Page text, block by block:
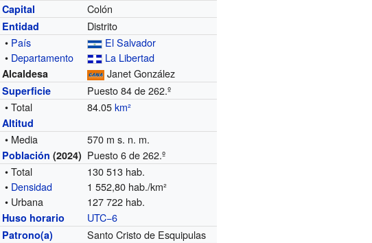
Capital Colón
Entidad
Distrito
• País
El Salvador
• Departamento La Libertad
Alcaldesa Janet González
Superficie
Puesto 84 de 262.º
• Total
84.05km²
Altitud
• Media 570 m s. n. m.
Población (2024) Puesto 6 de 262.º
• Total
130 513 hab.
• Densidad
1 552,80 hab./km²
• Urbana
127 722 hab.
Huso horario UTC−6
Patrono(a)
Santo Cristo de Esquipulas